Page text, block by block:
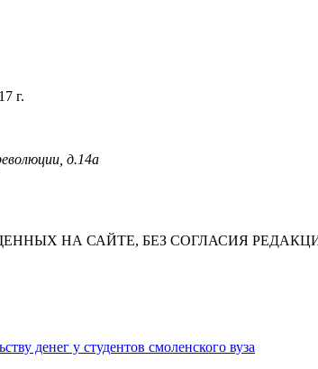
г.
д.14а
НА САЙТЕ, БЕЗ СОГЛАСИЯ
денег у студентов смоленского вуза